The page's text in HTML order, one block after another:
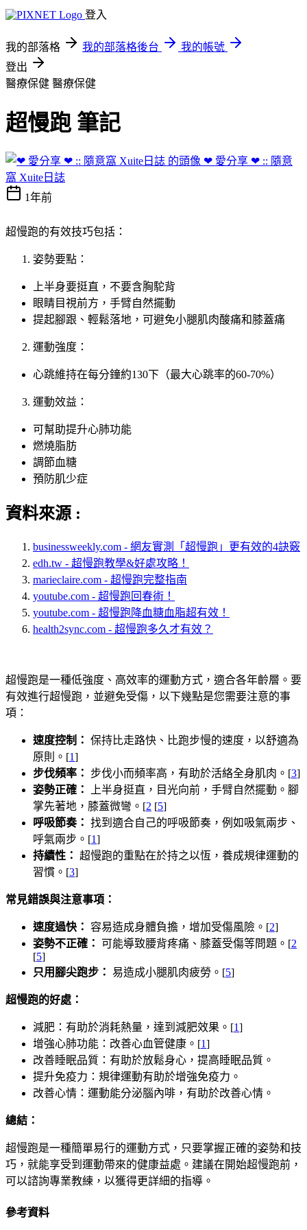
登入
我的部落格 我的部落格後台
我的帳號
登出
醫療保健 醫療保健
超慢跑 筆記
❤ 愛分享 ❤ :: 隨意
窩 Xuite日誌
1年前
超慢跑的有效技巧包括：
姿勢要點：
上半身要挺直，不要含胸駝背
眼睛目視前方，手臂自然擺動
提起腳跟、輕鬆落地，可避免小腿肌肉酸痛和膝蓋痛
運動強度：
心跳維持在每分鐘約130下（最大心跳率的60-70%）
運動效益：
可幫助提升心肺功能
燃燒脂肪
調節血糖
預防肌少症
資料來源 :
businessweekly.com - 網友實測「超慢跑」更有效的4訣竅
edh.tw - 超慢跑教學&好處攻略！
marieclaire.com - 超慢跑完整指南
youtube.com - 超慢跑回春術！
youtube.com - 超慢跑降血糖血脂超有效！
health2sync.com - 超慢跑多久才有效？
超慢跑是一種低強度、高效率的運動方式，適合各年齡層。要
有效進行超慢跑，並避免受傷，以下幾點是您需要注意的事
項：
速度控制： 保持比走路快、比跑步慢的速度，以舒適為
原則。[1]
步伐頻率：
步伐小而頻率高，有助於活絡全身肌肉。[3]
姿勢正確：
上半身挺直，目光向前，手臂自然擺動。腳
掌先著地，膝蓋微彎。[2 [5]
呼吸節奏： 找到適合自己的呼吸節奏，例如吸氣兩步、
呼氣兩步。[1]
持續性： 超慢跑的重點在於持之以恆，養成規律運動的
習慣。[3]
常見錯誤與注意事項：
速度過快： 容易造成身體負擔，增加受傷風險。[2]
姿勢不正確： 可能導致腰背疼痛、膝蓋受傷等問題。[2
[5]
只用腳尖跑步： 易造成小腿肌肉疲勞。[5]
超慢跑的好處：
減肥：有助於消耗熱量，達到減肥效果。[1]
增強心肺功能：改善心血管健康。[1]
改善睡眠品質：有助於放鬆身心，提高睡眠品質。
提升免疫力：規律運動有助於增強免疫力。
改善心情：運動能分泌腦內啡，有助於改善心情。
總結：
超慢跑是一種簡單易行的運動方式，只要掌握正確的姿勢和技
巧，就能享受到運動帶來的健康益處。建議在開始超慢跑前，
可以諮詢專業教練，以獲得更詳細的指導。
參考資料